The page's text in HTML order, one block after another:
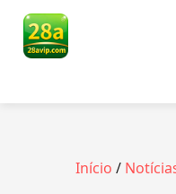
Início /